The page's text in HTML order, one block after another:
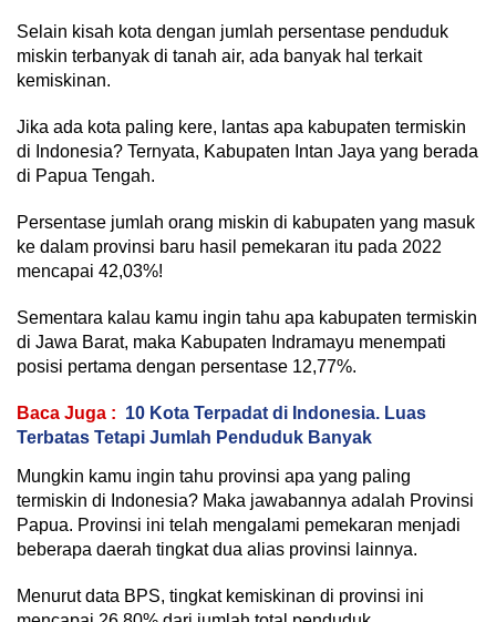
Selain kisah kota dengan jumlah persentase penduduk
miskin terbanyak di tanah air, ada banyak hal terkait
kemiskinan.
Jika ada kota paling kere, lantas apa kabupaten termiskin
di Indonesia? Ternyata, Kabupaten Intan Jaya yang berada
di Papua Tengah.
Persentase jumlah orang miskin di kabupaten yang masuk
ke dalam provinsi baru hasil pemekaran itu pada 2022
mencapai 42,03%!
Sementara kalau kamu ingin tahu apa kabupaten termiskin
di Jawa Barat, maka Kabupaten Indramayu menempati
posisi pertama dengan persentase 12,77%.
Baca Juga : 10 Kota Terpadat di Indonesia. Luas
Terbatas Tetapi Jumlah Penduduk Banyak
Mungkin kamu ingin tahu provinsi apa yang paling
termiskin di Indonesia? Maka jawabannya adalah Provinsi
Papua. Provinsi ini telah mengalami pemekaran menjadi
beberapa daerah tingkat dua alias provinsi lainnya.
Menurut data BPS, tingkat kemiskinan di provinsi ini